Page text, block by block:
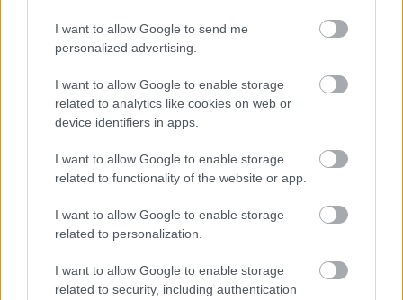
I want to allow Google to send me
personalized advertising.
I want to allow Google to enable storage
related to analytics like cookies on web or
device identifiers in apps.
I want to allow Google to enable storage
related to functionality of the website or app.
I want to allow Google to enable storage
related to personalization.
I want to allow Google to enable storage
related to security, including authentication
első két hétvégéje a Red Bull színeiben, de kitart
amellett, hogy ha tudja, hogy két futam után is
elküldhetik, akkor másként csinált volna
bizonyos dolgokat.